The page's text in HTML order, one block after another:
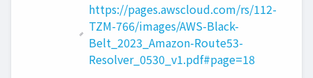
https://pages.awscloud.com/rs/112-
TZM-766/images/AWS-Black-
Belt_2023_Amazon-Route53-
Resolver_0530_v1.pdf#page=18